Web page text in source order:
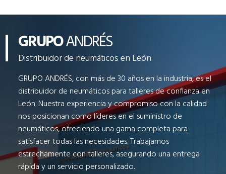
GRUPOANDRÉS
Distribuidor de neumáticos en León
GRUPO ANDRÉS, con más de 30 años en la industria, es el
distribuidor de neumáticos para talleres de confianza en
León. Nuestra experiencia y compromiso con la calidad
nos posicionan como líderes en el suministro de
neumáticos, ofreciendo una gama completa para
satisfacer todas las necesidades. Trabajamos
estrechamente con talleres, asegurando una entrega
rápida y un servicio personalizado.